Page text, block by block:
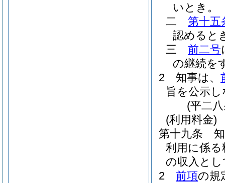
いとき。
二
第十五
認めると
三
前二号
の継続を
2
知事は、
旨を公示
(平二
(利用料金)
第十九条
利用に係る
の収入と
2
前項の規